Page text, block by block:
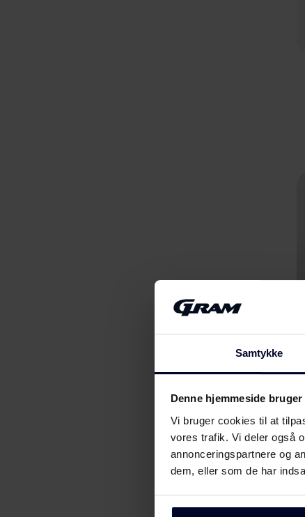
Samtykke
Denne hjemmeside
Vi bruger cookies til at
vores trafik. Vi deler også
annonceringspartnere og
dem, eller som de har